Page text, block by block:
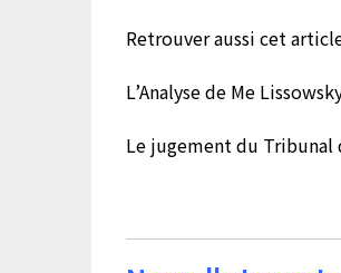
Retrouver aussi cet
L’Analyse de Me
Le jugement du Tribunal